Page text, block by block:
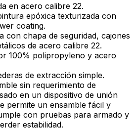
en acero calibre 22.
epóxica texturizada con
coating.
con chapa de seguridad, cajones
de acero calibre 22.
100% polipropyleno y acero
de extracción simple.
sin requerimiento de
en un dispositivo de unión
permite un ensamble fácil y
con pruebas para armado y
estabilidad.